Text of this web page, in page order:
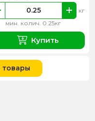
мин. колич. 0.25кг
кг
Купить
товары